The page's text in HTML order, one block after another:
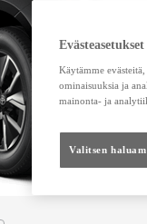
Malli
Malli
Käytämme
ominaisuuksia ja
mainonta- ja
Valitsen